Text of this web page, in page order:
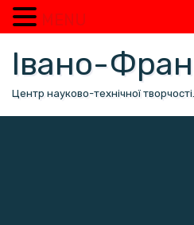
вмісту
Івано-
Центр науково-технічної
MENU